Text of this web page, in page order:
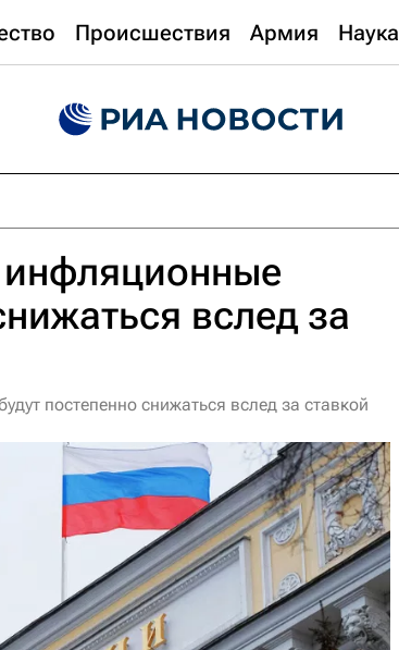
Происшествия Армия Наука
инфляционные
вслед за
постепенно снижаться вслед за ставкой